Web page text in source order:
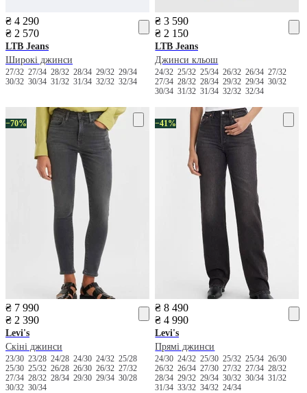
₴ 4 290
₴ 2 570
LTB Jeans
Широкі джинси
27/32 27/34 28/32 28/34 29/32 29/34
30/32 30/34 31/32 31/34 32/32 32/34
₴ 3 590
₴ 2 150
LTB Jeans
Джинси кльош
24/3225/3225/3426/3226/3427/32
27/3428/3228/3429/3229/3430/32
30/3431/3231/3432/3232/34
−70%
₴ 7 990
₴ 2 390
Levi's
Скіні джинси
23/30 23/28 24/28 24/30 24/32 25/28
25/30 25/32 26/28 26/30 26/32 27/32
27/34 28/32 28/34 29/30 29/34 30/28
30/32 30/34
−41%
₴ 8 490
₴ 4 990
Levi's
Прямі джинси
24/3024/3225/3025/3225/3426/30
26/3226/3427/3027/3227/3428/32
28/3429/3229/3430/3230/3431/32
31/3433/3234/3224/34